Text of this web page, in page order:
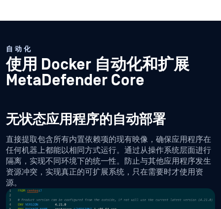
自动化
使用 Docker 自动化和扩展
MetaDefender Core
无状态应用程序的自动部署
直接提取包含所有内置依赖项的现有映像，确保应用程序在
任何机器上都能以相同方式运行。通过从操作系统层面进行
隔离，实现不同环境下的统一性。防止与其他应用程序发生
资源冲突，实现真正的可扩展系统，只在需要时才使用资
源。